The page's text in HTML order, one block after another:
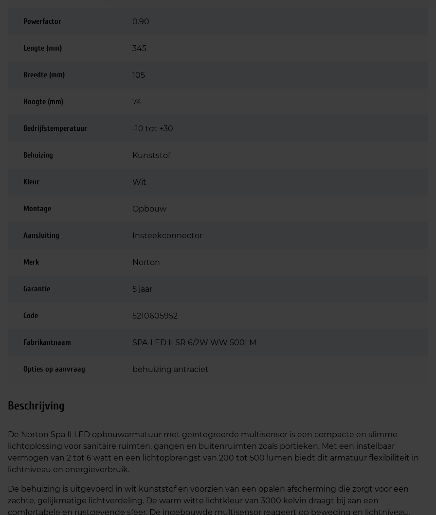
Powerfactor 0.90
Lengte (mm) 345
Breedte (mm) 105
Hoogte (mm) 74
Bedrijfstemperatuur -10 tot +30
Behuizing Kunststof
Kleur Wit
Montage Opbouw
Aansluiting Insteekconnector
Merk Norton
Garantie 5 jaar
Code 5210605952
Fabrikantnaam SPA-LED II SR 6/2W WW 500LM
Opties op aanvraag behuizing antraciet
Beschrijving
De Norton Spa II LED opbouwarmatuur met geïntegreerde multisensor is een compacte en slimme
lichtoplossing voor sanitaire ruimten, gangen en buitenruimten zoals portieken. Met een instelbaar
vermogen van 2 tot 6 watt en een lichtopbrengst van 200 tot 500 lumen biedt dit armatuur flexibiliteit in
lichtniveau en energieverbruik.
De behuizing is uitgevoerd in wit kunststof en voorzien van een opalen afscherming die zorgt voor een
zachte, gelijkmatige lichtverdeling. De warm witte lichtkleur van 3000 kelvin draagt bij aan een
comfortabele en rustgevende sfeer. De ingebouwde multisensor reageert op beweging en lichtniveau,